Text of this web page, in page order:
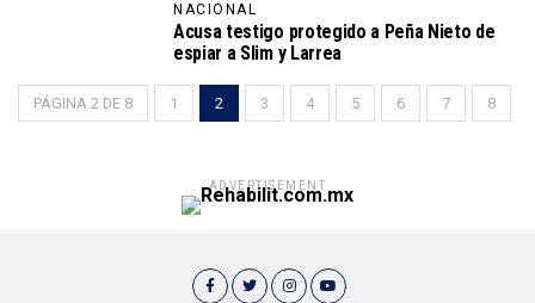
NACIONAL
Acusa testigo protegido a Peña Nieto de
espiar a Slim y Larrea
PÁGINA 2 DE 8 1 2 3 4 5 6 7 8
ADVERTISEMENT